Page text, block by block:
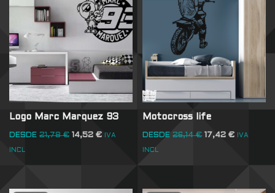
Logo Marc Marquez 93
DESDE 21,78€ 14,52 € IVA
INCL
Motocross life
DESDE 26,14€ 17,42€ IVA
INCL